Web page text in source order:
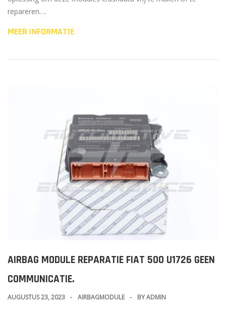
repareren….
MEER INFORMATIE
AIRBAG MODULE REPARATIE FIAT 500 U1726 GEEN
COMMUNICATIE.
AUGUSTUS 23, 2023 AIRBAGMODULE BYADMIN